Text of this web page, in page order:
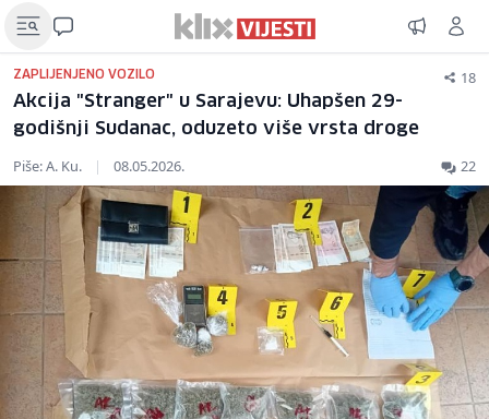
ZAPLIJENJENO VOZILO 18
Akcija "Stranger" u Sarajevu: Uhapšen 29-
godišnji Sudanac, oduzeto više vrsta droge
Piše: A. Ku. | 08.05.2026. 22